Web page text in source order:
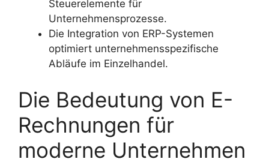
Steuerelemente für
Unternehmensprozesse.
Die Integration von ERP-Systemen
optimiert unternehmensspezifische
Abläufe im Einzelhandel.
Die Bedeutung von E-
Rechnungen für
moderne Unternehmen